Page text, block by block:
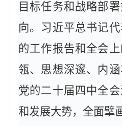
目标任务和战略部
向。习近平总书记
的工作报告和全会
瓴、思想深邃、内涵
党的二十届四中全
和发展大势，全面擘